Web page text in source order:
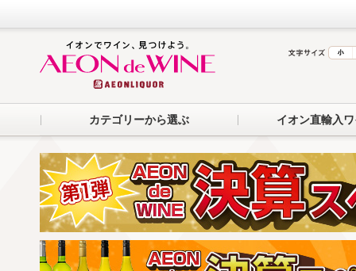
カテゴリーから選ぶ イオン直輸入